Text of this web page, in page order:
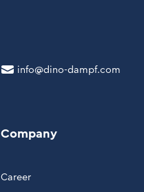
info@dino-dampf.com
Company
Career